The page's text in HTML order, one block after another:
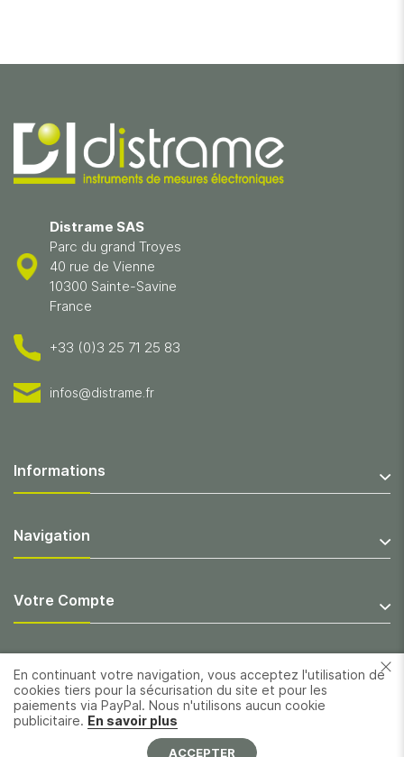
En continuant votre navigation, vous acceptez l'utilisation de
cookies tiers pour la sécurisation du site et pour les
paiements via PayPal. Nous n'utilisons aucun cookie
publicitaire. En savoir plus
ACCEPTER
Distrame SAS
Parc du grand Troyes
40 rue de Vienne
10300 Sainte-Savine
France
+33 (0)3 25 71 25 83
infos@distrame.fr
Informations
Navigation
Votre Compte